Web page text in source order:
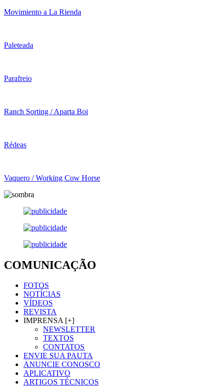
Movimiento a La Rienda
Paleteada
Parafreio
Ranch Sorting / Aparta Boi
Rédeas
Vaquero / Working Cow Horse
COMUNICAÇÃO
FOTOS
NOTÍCIAS
VÍDEOS
REVISTA
IMPRENSA [+]
NEWSLETTER
TEXTOS
CONTATOS
ENVIE SUA PAUTA
ANUNCIE CONOSCO
APLICATIVO
ARTIGOS TÉCNICOS